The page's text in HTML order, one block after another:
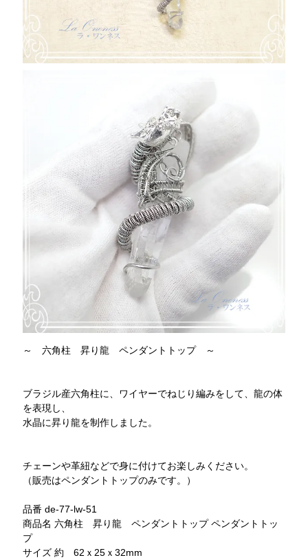
～ 六角柱 昇り龍 ペンダントトップ ～
ブラジル産六角柱に、ワイヤーでねじり編みをして、龍の体
を表現し、
水晶に昇り龍を制作しました。
チェーンや革紐などで身に付けてお楽しみください。
（販売はペンダントトップのみです。）
品番 de-77-lw-51
商品名 六角柱 昇り龍 ペンダントトップ ペンダントトッ
プ
サイズ 約 62ｘ25ｘ32mm